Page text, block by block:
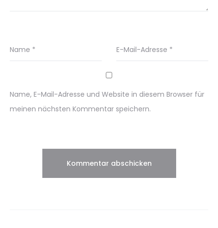
Name * E-Mail-Adresse *
Name, E-Mail-Adresse und Website in diesem Browser für
meinen nächsten Kommentar speichern.